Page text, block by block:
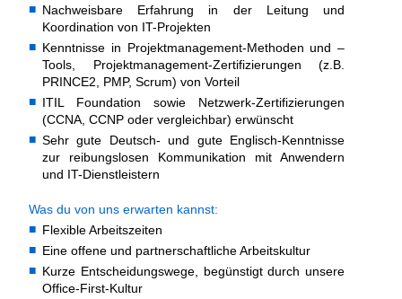
Nachweisbare Erfahrung in der Leitung und
Koordination von IT-Projekten
Kenntnisse in Projektmanagement-Methoden und –
Tools, Projektmanagement-Zertifizierungen (z.B.
PRINCE2, PMP, Scrum) von Vorteil
ITIL Foundation sowie Netzwerk-Zertifizierungen
(CCNA, CCNP oder vergleichbar) erwünscht
Sehr gute Deutsch- und gute Englisch-Kenntnisse
zur reibungslosen Kommunikation mit Anwendern
und IT-Dienstleistern
Was du von uns erwarten kannst:
Flexible Arbeitszeiten
Eine offene und partnerschaftliche Arbeitskultur
Kurze Entscheidungswege, begünstigt durch unsere
Office-First-Kultur